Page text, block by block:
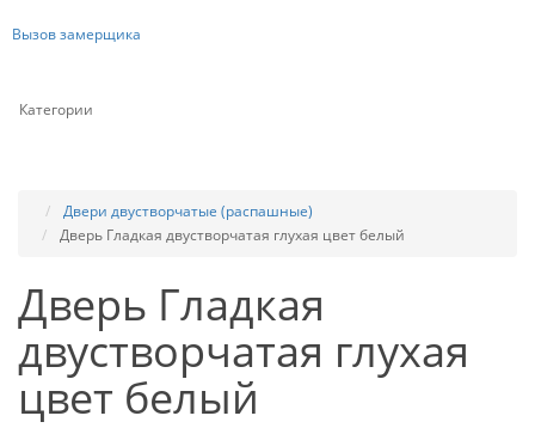
Вызов замерщика
Категории
Двери двустворчатые (распашные)
Дверь Гладкая двустворчатая глухая цвет белый
Дверь Гладкая
двустворчатая глухая
цвет белый